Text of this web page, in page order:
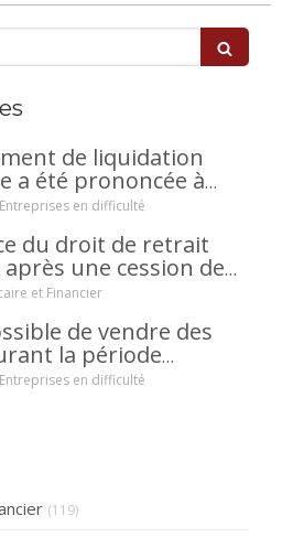
de liquidation
a été prononcée à
: comment
en difficulté
du droit de retrait
une cession de
un mécanisme
et Financier
de vendre des
la période
d’un
en difficulté
(119)